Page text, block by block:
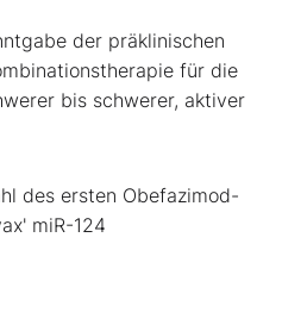
der präklinischen
für die
bis schwerer, aktiver
des ersten Obefazimod-
miR-124